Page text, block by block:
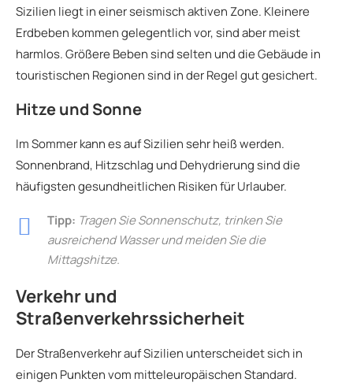
Sizilien liegt in einer seismisch aktiven Zone. Kleinere
Erdbeben kommen gelegentlich vor, sind aber meist
harmlos. Größere Beben sind selten und die Gebäude in
touristischen Regionen sind in der Regel gut gesichert.
Hitze und Sonne
Im Sommer kann es auf Sizilien sehr heiß werden.
Sonnenbrand, Hitzschlag und Dehydrierung sind die
häufigsten gesundheitlichen Risiken für Urlauber.
Tipp: Tragen Sie Sonnenschutz, trinken Sie
ausreichend Wasser und meiden Sie die
Mittagshitze.
Verkehr und
Straßenverkehrssicherheit
Der Straßenverkehr auf Sizilien unterscheidet sich in
einigen Punkten vom mitteleuropäischen Standard.